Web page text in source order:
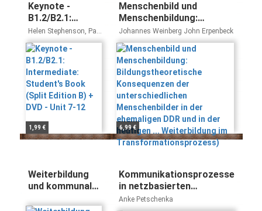
Keynote -
B1.2/B2.1:
Intermediate:
Student's Book
(Split Edition B)
+ DVD - Unit 7-
12
Helen Stephenson, Paul
Dummett, Lewis
Lansford
1,99 €
Menschenbild und
Menschenbildung:
Bildungstheoretische
Konsequenzen der
unterschiedlichen
Menschenbilder in der
ehemaligen DDR und in
der heutigen ...
Weiterbildung im
Transformationsprozess)
Johannes Weinberg John Erpenbeck
6,99 €
Weiterbildung
und kommunales
Kommunikationsprozesse
in netzbasierten
Lernszenarien: Eine
Anke Petschenka